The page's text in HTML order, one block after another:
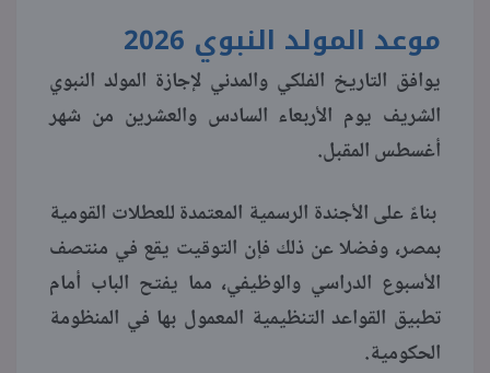
موعد المولد النبوي 2026
يوافق التاريخ الفلكي والمدني لإجازة المولد النبوي
الشريف يوم الأربعاء السادس والعشرين من شهر
أغسطس المقبل.
بناءً على الأجندة الرسمية المعتمدة للعطلات القومية
بمصر، وفضلا عن ذلك فإن التوقيت يقع في منتصف
الأسبوع الدراسي والوظيفي، مما يفتح الباب أمام
تطبيق القواعد التنظيمية المعمول بها في المنظومة
الحكومية.